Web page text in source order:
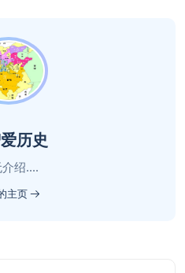
历史
绍....
主页